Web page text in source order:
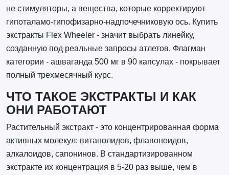
не стимуляторы, а вещества, которые корректируют
гипоталамо-гипофизарно-надпочечниковую ось. Купить
экстракты Flex Wheeler - значит выбрать линейку,
созданную под реальные запросы атлетов. Флагман
категории - ашваганда 500 мг в 90 капсулах - покрывает
полный трехмесячный курс.
ЧТО ТАКОЕ ЭКСТРАКТЫ И КАК
ОНИ РАБОТАЮТ
Растительный экстракт - это концентрированная форма
активных молекул: витанолидов, флавоноидов,
алкалоидов, сапонинов. В стандартизированном
экстракте их концентрация в 5-20 раз выше, чем в